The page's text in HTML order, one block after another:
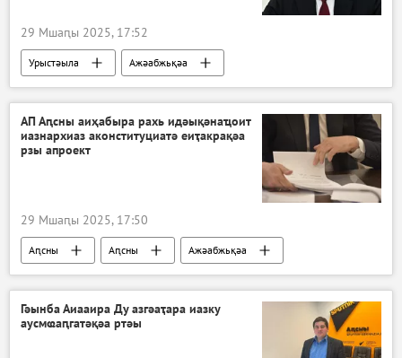
29 Мшаԥы 2025, 17:52
Урыстәыла Ажәабжьқәа
АП Аԥсны аиҳабыра рахь идәықәнаҵоит
иазнархиаз аконституциатә еиҭакрақәа
рзы апроект
29 Мшаԥы 2025, 17:50
Аԥсны Аԥсны Ажәабжьқәа
Гәынба Аиааира Ду азгәаҭара иазку
аусмҩаԥгатәқәа ртәы